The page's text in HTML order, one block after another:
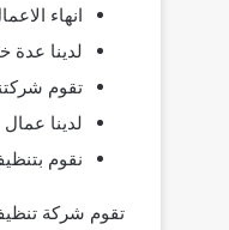
انهاء
لدينا عدة
تقوم
لدينا
نقوم
تقوم شركة